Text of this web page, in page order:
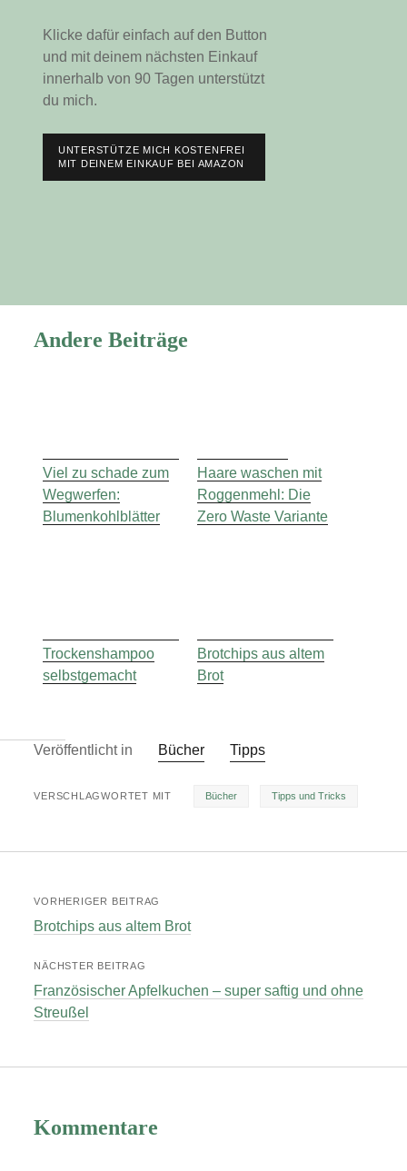
Klicke dafür einfach auf den Button
und mit deinem nächsten Einkauf
innerhalb von 90 Tagen unterstützt
du mich.
UNTERSTÜTZE MICH KOSTENFREI
MIT DEINEM EINKAUF BEI AMAZON
Andere Beiträge
Viel zu schade zum
Wegwerfen:
Blumenkohlblätter
Haare waschen mit
Roggenmehl: Die
Zero Waste Variante
Trockenshampoo
selbstgemacht
Brotchips aus altem
Brot
Veröffentlicht in Bücher Tipps
VERSCHLAGWORTET MIT Bücher Tipps und Tricks
VORHERIGER BEITRAG
Brotchips aus altem Brot
NÄCHSTER BEITRAG
Französischer Apfelkuchen – super saftig und ohne
Streußel
Kommentare